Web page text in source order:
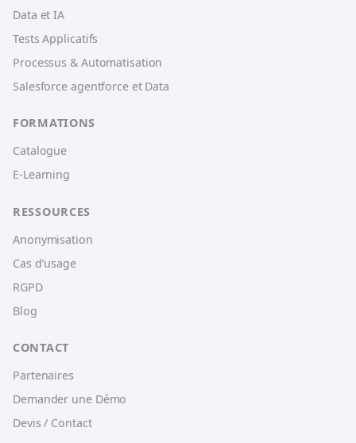
Data et IA
Tests Applicatifs
Processus & Automatisation
Salesforce agentforce et Data
FORMATIONS
Catalogue
E-Learning
RESSOURCES
Anonymisation
Cas d’usage
RGPD
Blog
CONTACT
Partenaires
Demander une Démo
Devis / Contact